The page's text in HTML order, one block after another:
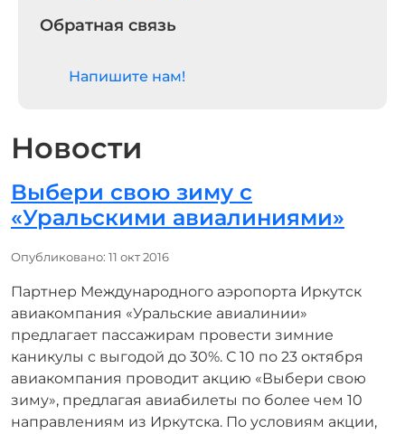
Новости
Выбери свою зиму с
«Уральскими авиалиниями»
Информация о материале
Опубликовано: 11 окт 2016
Партнер Международного аэропорта Иркутск
авиакомпания «Уральские авиалинии»
предлагает пассажирам провести зимние
каникулы с выгодой до 30%. С 10 по 23 октября
авиакомпания проводит акцию «Выбери свою
зиму», предлагая авиабилеты по более чем 10
направлениям из Иркутска. По условиям акции,
Обратная связь
Напишите нам!